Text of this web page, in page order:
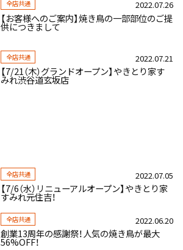
全店共通 2022.07.26
【お客様へのご案内】焼き鳥の一部部位のご提
供につきまして
全店共通 2022.07.21
【7/21（木）グランドオープン】やきとり家す
みれ渋谷道玄坂店
全店共通 2022.07.05
【7/6（水）リニューアルオープン】やきとり家
すみれ元住吉！
全店共通 2022.06.20
創業13周年の感謝祭！人気の焼き鳥が最大
56%OFF！